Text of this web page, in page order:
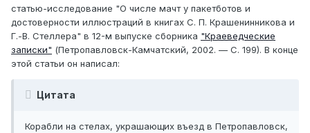
статью-исследование "О числе мачт у пакетботов и
достоверности иллюстраций в книгах С. П. Крашенинникова и
Г.-В. Стеллера" в 12-м выпуске сборника "Краеведческие
записки" (Петропавловск-Камчатский, 2002. — С. 199). В конце
этой статьи он написал:
Цитата
Корабли на стелах, украшающих въезд в Петропавловск,